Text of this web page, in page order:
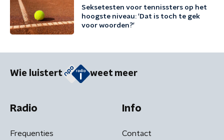
Seksetesten voor tennissters op het
hoogste niveau: 'Dat is toch te gek
voor woorden?'
Wie luistert weet meer
Radio
Frequenties
Info
Contact